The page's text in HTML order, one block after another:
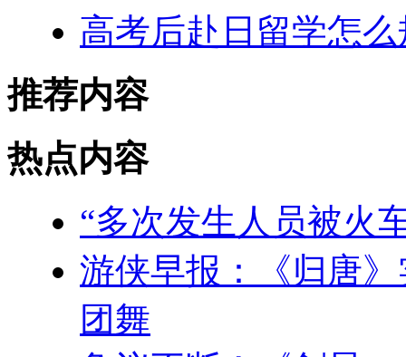
高考后赴日留学怎
推荐内容
热点内容
“多次发生人员被火
游侠早报：《归唐
团舞